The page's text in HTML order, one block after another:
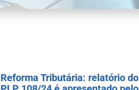
Reforma Tributária: relatório do